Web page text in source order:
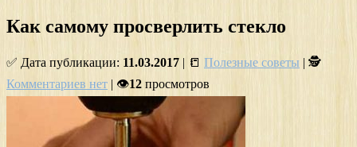
Как самому просверлить стекло
✅ Дата публикации: 11.03.2017 | 📒 Полезные советы | 🕵
Комментариев нет | 👁12 просмотров